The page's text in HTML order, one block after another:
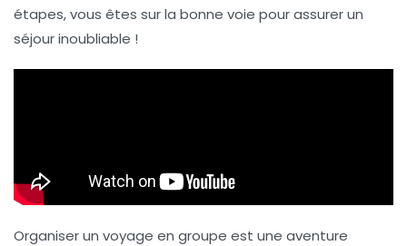
étapes, vous êtes sur la bonne voie pour assurer un
séjour inoubliable !
Organiser un voyage en groupe est une aventure